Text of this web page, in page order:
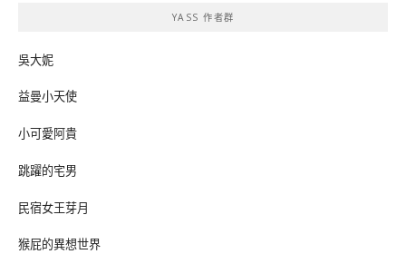
YASS 作者群
吳大妮
益曼小天使
小可愛阿貴
跳躍的宅男
民宿女王芽月
猴屁的異想世界